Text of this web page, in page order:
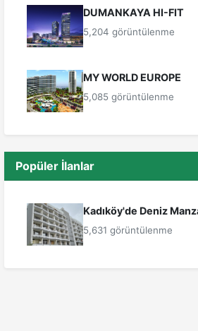
DUMANKAYA HI-FIT
5,204 görüntülenme
MY WORLD EUROPE
5,085 görüntülenme
Popüler İlanlar
Kadıköy'de Deniz
5,631 görüntülenme